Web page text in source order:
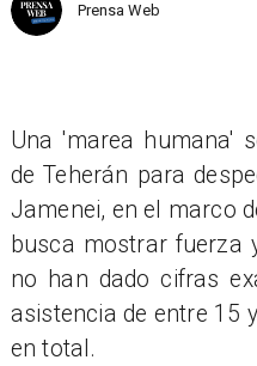
Prensa Web
Una 'marea humana'
de Teherán para
Jamenei, en el marco
busca mostrar fuerza
no han dado cifras
asistencia de entre 15
en total.